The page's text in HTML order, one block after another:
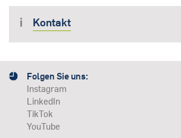
Kontakt
Folgen Sie uns:
Instagram
LinkedIn
TikTok
YouTube